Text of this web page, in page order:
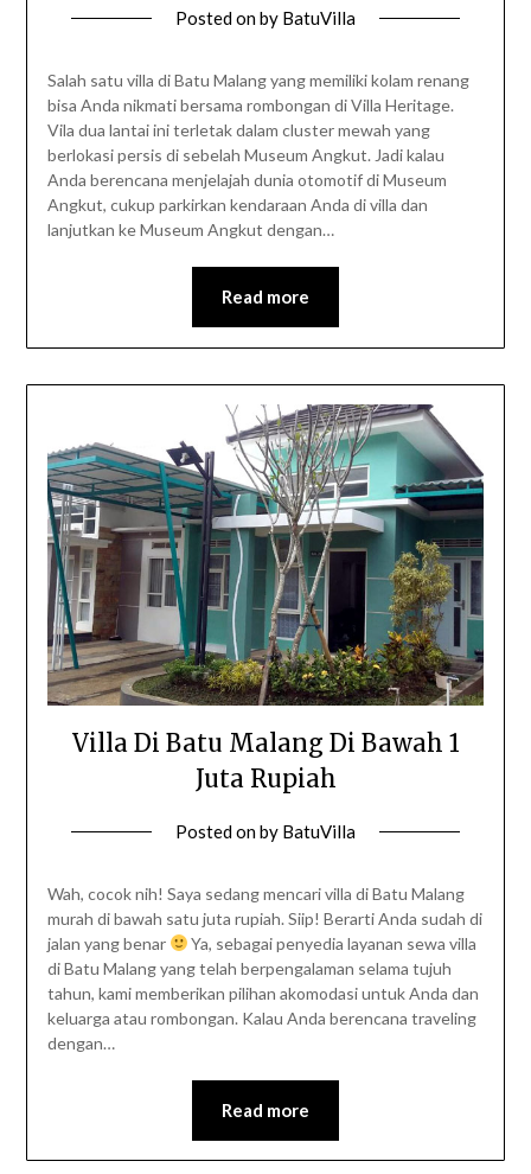
Posted onby BatuVilla
Salah satu villa di Batu Malang yang memiliki kolam renang
bisa Anda nikmati bersama rombongan di Villa Heritage.
Vila dua lantai ini terletak dalam cluster mewah yang
berlokasi persis di sebelah Museum Angkut. Jadi kalau
Anda berencana menjelajah dunia otomotif di Museum
Angkut, cukup parkirkan kendaraan Anda di villa dan
lanjutkan ke Museum Angkut dengan…
Read more
Villa Di Batu Malang Di Bawah 1
Juta Rupiah
Posted onby BatuVilla
Wah, cocok nih! Saya sedang mencari villa di Batu Malang
murah di bawah satu juta rupiah. Siip! Berarti Anda sudah di
jalan yang benar
Ya, sebagai penyedia layanan sewa villa
di Batu Malang yang telah berpengalaman selama tujuh
tahun, kami memberikan pilihan akomodasi untuk Anda dan
keluarga atau rombongan. Kalau Anda berencana traveling
dengan…
Read more